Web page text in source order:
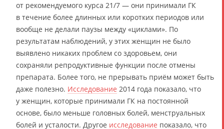
от рекомендуемого курса 21/7 — они принимали ГК
в течение более длинных или коротких периодов или
вообще не делали паузы между «циклами». По
результатам наблюдений, у этих женщин не было
выявлено никаких проблем со здоровьем, они
сохраняли репродуктивные функции после отмены
препарата. Более того, не прерывать приём может быть
даже полезно. Исследование 2014 года показало, что
у женщин, которые принимали ГК на постоянной
основе, было меньше головных болей, менструальных
болей и усталости. Другое исследование показало, что